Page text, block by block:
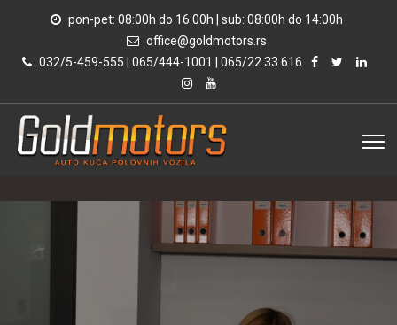
pon-pet: 08:00h do 16:00h | sub: 08:00h do 14:00h
office@goldmotors.rs
032/5-459-555 | 065/444-1001 | 065/22 33 616